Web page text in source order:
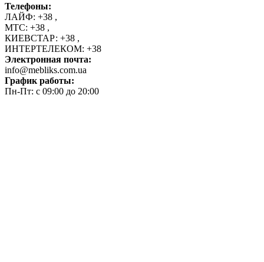
Телефоны:
ЛАЙФ: +38 ,
МТС: +38 ,
КИЕВСТАР: +38 ,
ИНТЕРТЕЛЕКОМ: +38
Электронная почта:
info@mebliks.com.ua
График работы:
Пн-Пт: с 09:00 до 20:00